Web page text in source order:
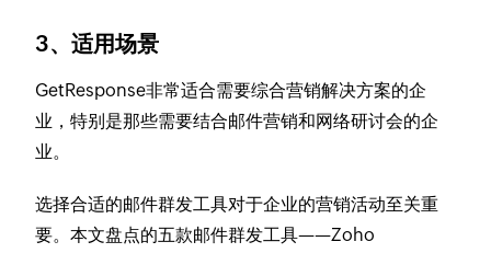
3、适用场景
GetResponse非常适合需要综合营销解决方案的企
业，特别是那些需要结合邮件营销和网络研讨会的企
业。
选择合适的邮件群发工具对于企业的营销活动至关重
要。本文盘点的五款邮件群发工具——Zoho